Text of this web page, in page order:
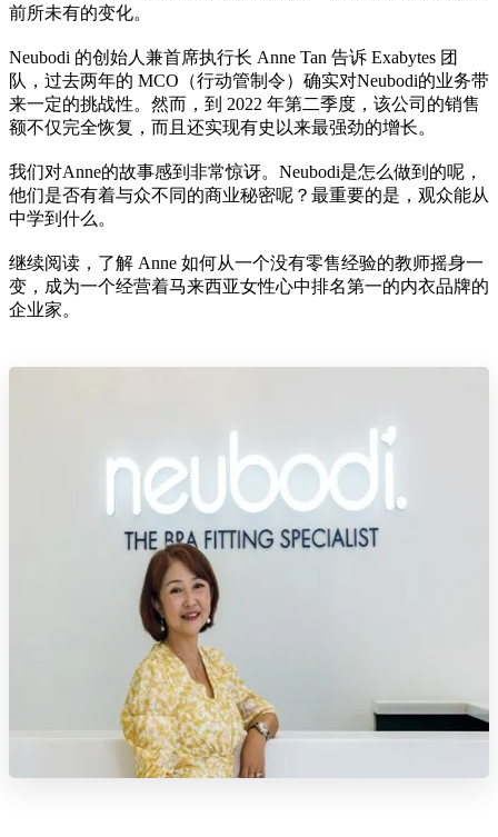
前所未有的变化。
Neubodi 的创始人兼首席执行长 Anne Tan 告诉 Exabytes 团
队，过去两年的 MCO（行动管制令）确实对Neubodi的业务带
来一定的挑战性。然而，到 2022 年第二季度，该公司的销售
额不仅完全恢复，而且还实现有史以来最强劲的增长。
我们对Anne的故事感到非常惊讶。Neubodi是怎么做到的呢，
他们是否有着与众不同的商业秘密呢？最重要的是，观众能从
中学到什么。
继续阅读，了解 Anne 如何从一个没有零售经验的教师摇身一
变，成为一个经营着马来西亚女性心中排名第一的内衣品牌的
企业家。